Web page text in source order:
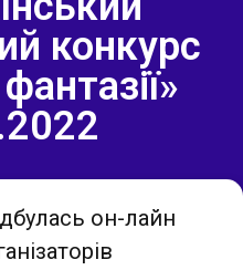
конкурс
он-лайн